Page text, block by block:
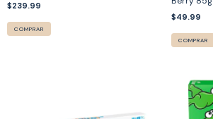
$239.99
COMPRAR
$49.99
COMPRAR